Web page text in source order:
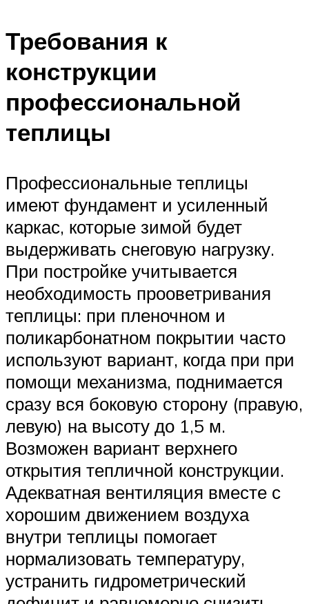
Требования к
конструкции
профессиональной
теплицы
Профессиональные теплицы
имеют фундамент и усиленный
каркас, которые зимой будет
выдерживать снеговую нагрузку.
При постройке учитывается
необходимость прооветривания
теплицы: при пленочном и
поликарбонатном покрытии часто
используют вариант, когда при при
помощи механизма, поднимается
сразу вся боковую сторону (правую,
левую) на высоту до 1,5 м.
Возможен вариант верхнего
открытия тепличной конструкции.
Адекватная вентиляция вместе с
хорошим движением воздуха
внутри теплицы помогает
нормализовать температуру,
устранить гидрометрический